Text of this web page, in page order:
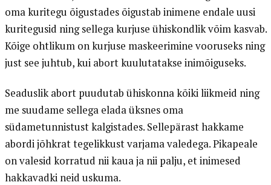
oma kuritegu õigustades õigustab inimene endale uusi
kuritegusid ning sellega kurjuse ühiskondlik võim kasvab.
Kõige ohtlikum on kurjuse maskeerimine vooruseks ning
just see juhtub, kui abort kuulutatakse inimõiguseks.
Seaduslik abort puudutab ühiskonna kõiki liikmeid ning
me suudame sellega elada üksnes oma
südametunnistust kalgistades. Sellepärast hakkame
abordi jõhkrat tegelikkust varjama valedega. Pikapeale
on valesid korratud nii kaua ja nii palju, et inimesed
hakkavadki neid uskuma.